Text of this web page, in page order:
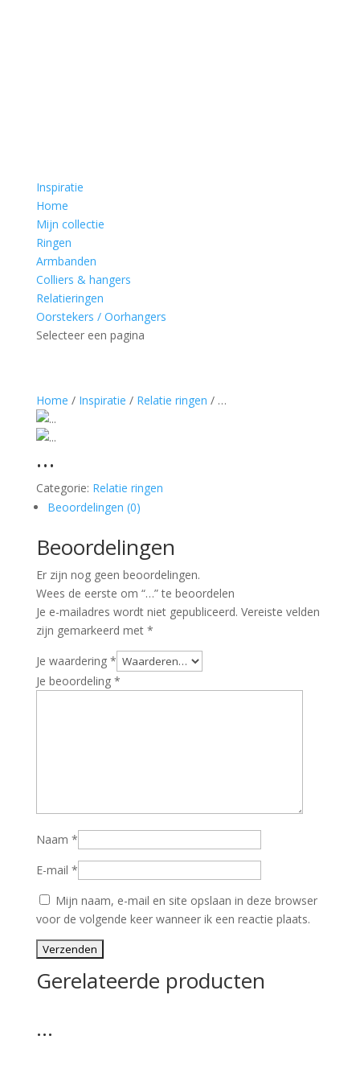
Inspiratie
Home
Mijn collectie
Ringen
Armbanden
Colliers & hangers
Relatieringen
Oorstekers / Oorhangers
Selecteer een pagina
Home / Inspiratie / Relatie ringen / …
…
Categorie: Relatie ringen
Beoordelingen (0)
Beoordelingen
Er zijn nog geen beoordelingen.
Wees de eerste om “…” te beoordelen
Je e-mailadres wordt niet gepubliceerd. Vereiste velden
zijn gemarkeerd met *
Je waardering *
Je beoordeling *
Naam *
E-mail *
Mijn naam, e-mail en site opslaan in deze browser
voor de volgende keer wanneer ik een reactie plaats.
Gerelateerde producten
…